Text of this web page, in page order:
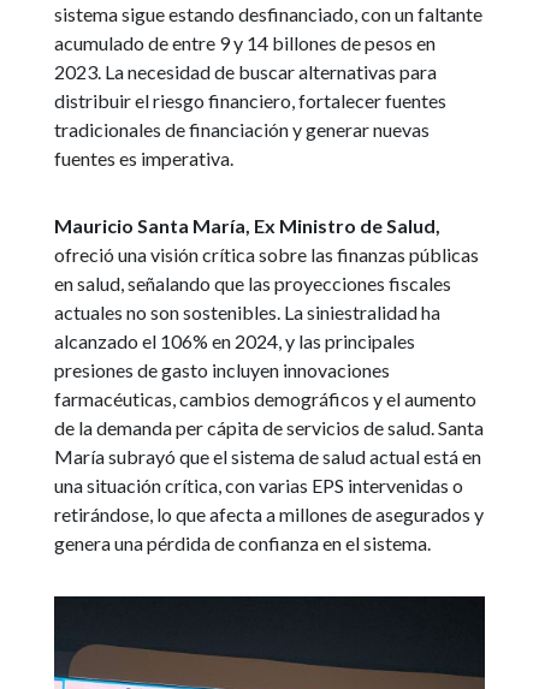
sistema sigue estando desfinanciado, con un faltante
acumulado de entre 9 y 14 billones de pesos en
2023. La necesidad de buscar alternativas para
distribuir el riesgo financiero, fortalecer fuentes
tradicionales de financiación y generar nuevas
fuentes es imperativa.
Mauricio Santa María, Ex Ministro de Salud,
ofreció una visión crítica sobre las finanzas públicas
en salud, señalando que las proyecciones fiscales
actuales no son sostenibles. La siniestralidad ha
alcanzado el 106% en 2024, y las principales
presiones de gasto incluyen innovaciones
farmacéuticas, cambios demográficos y el aumento
de la demanda per cápita de servicios de salud. Santa
María subrayó que el sistema de salud actual está en
una situación crítica, con varias EPS intervenidas o
retirándose, lo que afecta a millones de asegurados y
genera una pérdida de confianza en el sistema.